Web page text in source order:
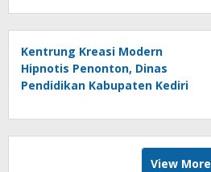
Kentrung Kreasi Modern
Hipnotis Penonton, Dinas
Pendidikan Kabupaten Kediri
View More